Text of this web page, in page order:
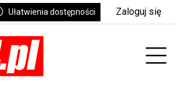
Ułatwienia dostępności Zaloguj się